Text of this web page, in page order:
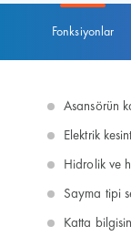
Fonksiyonlar
Asansörün
Elektrik
Hidrolik ve
Sayma tipi
Katta